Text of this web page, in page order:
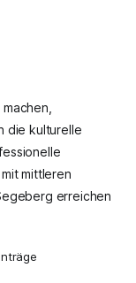
die kulturelle
mittleren
erreichen